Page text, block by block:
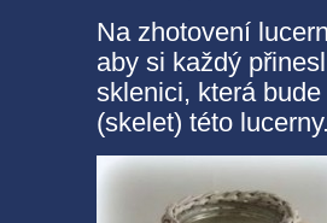
Na zhotovení
aby si každý
sklenici, která
(skelet) této lucerny.